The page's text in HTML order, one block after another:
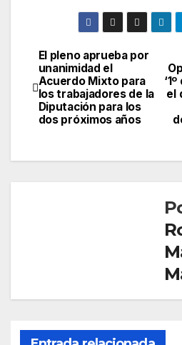
Navegación
de
entradas
el
El pleno aprueba por
unanimidad el
Acuerdo Mixto para
los trabajadores de la
Diputación para los
dos próximos años
SOCIEDAD